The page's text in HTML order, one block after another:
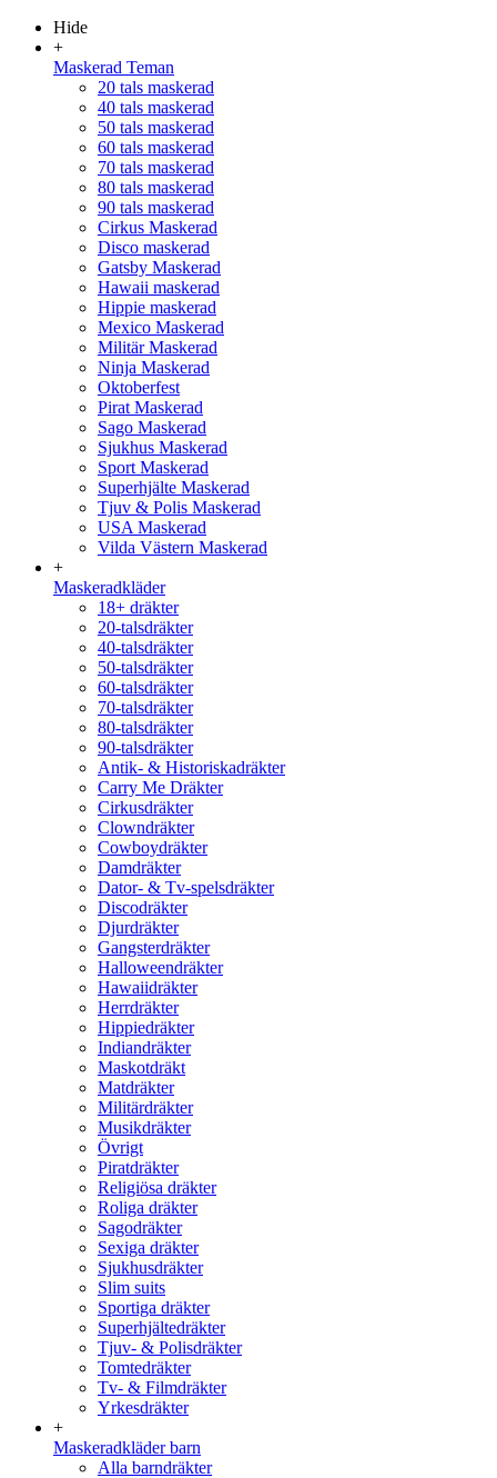
Hide
+
Maskerad Teman
20 tals maskerad
40 tals maskerad
50 tals maskerad
60 tals maskerad
70 tals maskerad
80 tals maskerad
90 tals maskerad
Cirkus Maskerad
Disco maskerad
Gatsby Maskerad
Hawaii maskerad
Hippie maskerad
Mexico Maskerad
Militär Maskerad
Ninja Maskerad
Oktoberfest
Pirat Maskerad
Sago Maskerad
Sjukhus Maskerad
Sport Maskerad
Superhjälte Maskerad
Tjuv & Polis Maskerad
USA Maskerad
Vilda Västern Maskerad
+
Maskeradkläder
18+ dräkter
20-talsdräkter
40-talsdräkter
50-talsdräkter
60-talsdräkter
70-talsdräkter
80-talsdräkter
90-talsdräkter
Antik- & Historiskadräkter
Carry Me Dräkter
Cirkusdräkter
Clowndräkter
Cowboydräkter
Damdräkter
Dator- & Tv-spelsdräkter
Discodräkter
Djurdräkter
Gangsterdräkter
Halloweendräkter
Hawaiidräkter
Herrdräkter
Hippiedräkter
Indiandräkter
Maskotdräkt
Matdräkter
Militärdräkter
Musikdräkter
Övrigt
Piratdräkter
Religiösa dräkter
Roliga dräkter
Sagodräkter
Sexiga dräkter
Sjukhusdräkter
Slim suits
Sportiga dräkter
Superhjältedräkter
Tjuv- & Polisdräkter
Tomtedräkter
Tv- & Filmdräkter
Yrkesdräkter
+
Maskeradkläder barn
Alla barndräkter